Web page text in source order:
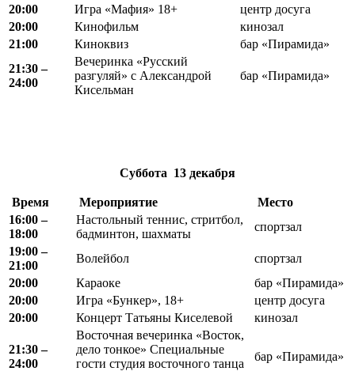
20:00 Игра «Мафия» 18+
центр досуга
20:00
Кинофильм
кинозал
21:00
Киноквиз
бар «Пирамида»
21:30 –
24:00
Вечеринка «Русский
разгуляй» с Александрой
Кисельман
бар «Пирамида»
Суббота 13 декабря
Время Мероприятие
Место
16:00 –
18:00
Настольный теннис, стритбол,
бадминтон, шахматы
спортзал
19:00 –
21:00
Волейбол
спортзал
20:00
Караоке
бар «Пирамида»
20:00
Игра «Бункер», 18+
центр досуга
20:00
Концерт Татьяны Киселевой кинозал
21:30 –
24:00
Восточная вечеринка «Восток,
дело тонкое» Специальные
гости студия восточного танца
бар «Пирамида»